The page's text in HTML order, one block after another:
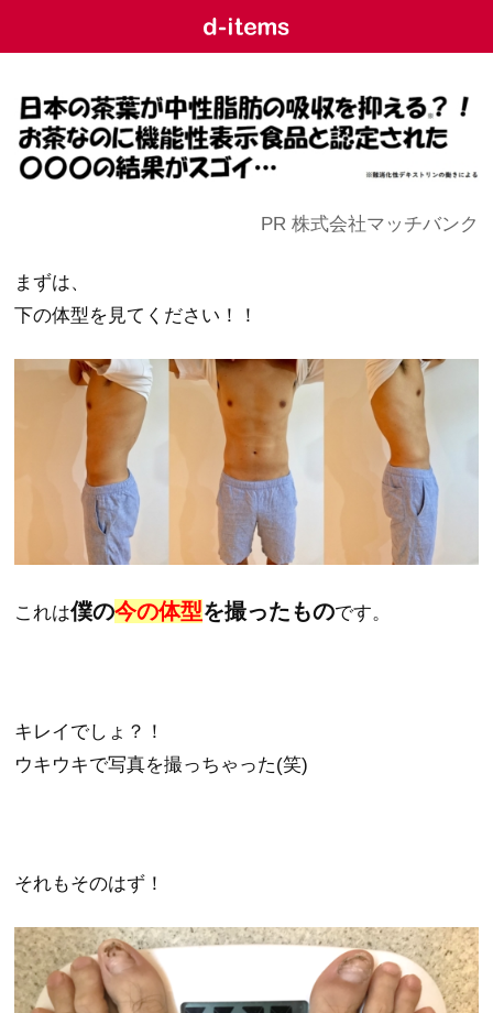
PR 株式会社マッチバンク
まずは、
下の体型を見てください！！
これは僕の今の体型を撮ったものです。
キレイでしょ？！
ウキウキで写真を撮っちゃった(笑)
それもそのはず！